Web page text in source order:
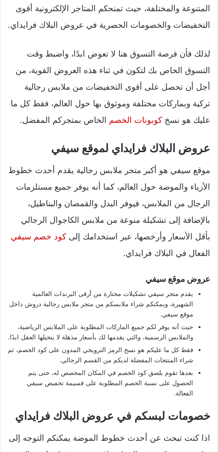
المتنوعة والمختلفة، حيث تمنحكم المتاجر الإلكترونية أقوى
التخفيضات والخصومات الحصرية في عروض البلاك فرايداي.
لذلك فأن فرصة التسوق هنا لا تعوض ابدًا، واضبط وقت
التسوق الخاص بك لتكون في ثناء هذه العروض القوية، من
أجل أن تحصل على أقوى التخفيضات من ملابس رجالية
تركية وبماركات مختلفة وموثوق بها حول العالم، فقط كل ما
عليك هو نسخ كوبونات الخصم الخاص بمتجركم المفضل.
عروض البلاك فرايداي لموقع سيفي
موقع سيفي هو أكبر متجر ملابس رجالية يقدم أحدث خطوط
الأزياء والموضة حول العالم، كما أنه يوفر جميع مستلزمات
الرجال من الملابس، فيوفر البدل والقمصان والبناطيل،
بالإضافة إلى تشكيلة منوعة من ملابس الكاجوال الرجالي
بأقل الأسعار وأرخصها، عبر استخدامك إلى كود خصم سيفي
الفعال في البلاك فرايداي.
عروض موقع سيفي
يقدم متجر سيفي تشكيلات مختارة من أرقى البرندات العالمية
الشهيرة، ويمكنكم شراء ملابسكم من متجر ملابس رجالية دروش داخل
موقع سيفي.
حيث أنه يوفر لكم جميع الماركات المطلوبة على الملابس الرياضية،
والملابس الرسمية، والتي يقدمها لك بأسعار مذهلة لا يتخيلها العقل ابدًا.
فقط كل ما عليكم هو نسخ الرمز الترويجي المدون على كود الخصم، ثم
شراء المنتجات المفضلة لديكم من القسم الرجالي.
بعدها تقوم بلصق كود الخصم في المكان المخصص له، حتى يتم
الحصول على نسبة الخصم المطلوبة على قسيمة تخفيض سيفي
الفعالة.
خصومات لبسكم في عروض البلاك فرايداي
اذا كنت تبحث عن أحدث خطوط الموضة يمكنكم التوجه إلى